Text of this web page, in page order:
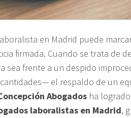
en Madrid puede
firmada. Cuando se trata de
sea frente a un despido
el respaldo de un
Abogados ha
laboralistas en Madrid,